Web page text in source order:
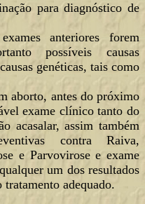
para diagnóstico de
anteriores forem
possíveis causas
genéticas, tais como
aborto, antes do próximo
exame clínico tanto do
acasalar, assim também
contra Raiva,
e Parvovirose e exame
um dos resultados
adequado.